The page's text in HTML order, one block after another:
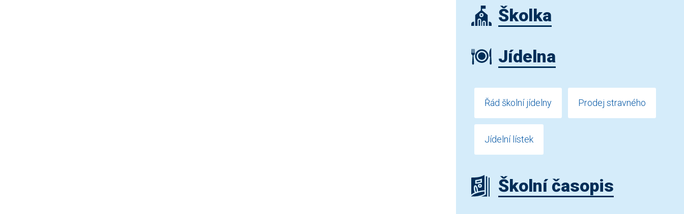
Školka
Jídelna
Řád školní jídelny Prodej stravného
Jídelní lístek
Školní časopis